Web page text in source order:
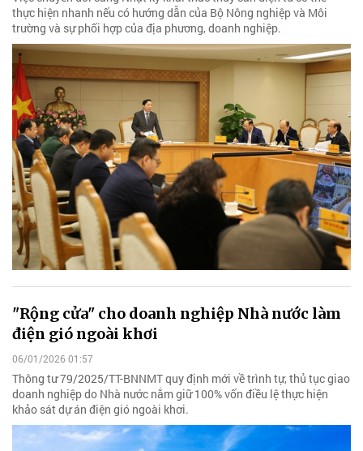
thực hiện nhanh nếu có hướng dẫn của Bộ Nông nghiệp và Môi
trường và sự phối hợp của địa phương, doanh nghiệp.
"Rộng cửa" cho doanh nghiệp Nhà nước làm
điện gió ngoài khơi
06/01/2026 01:57
Thông tư 79/2025/TT-BNNMT quy định mới về trình tự, thủ tục giao
doanh nghiệp do Nhà nước nắm giữ 100% vốn điều lệ thực hiện
khảo sát dự án điện gió ngoài khơi.